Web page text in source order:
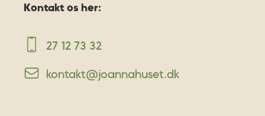
Kontakt os her:
27 12 73 32
kontakt@joannahuset.dk